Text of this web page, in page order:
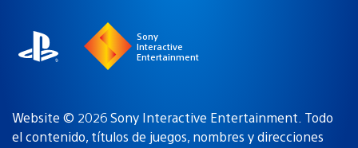
Sony
Interactive
Entertainment
Website © 2026 Sony Interactive Entertainment. Todo
el contenido, títulos de juegos, nombres y direcciones